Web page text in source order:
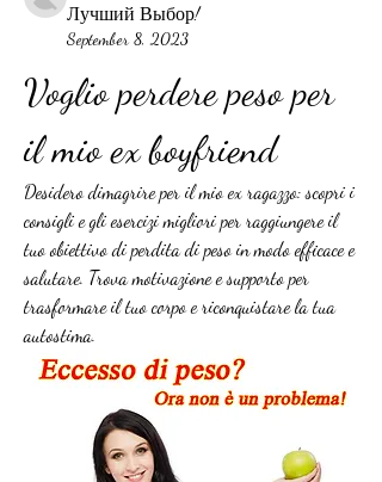
Лучший Выбор!
September 8, 2023
Voglio perdere peso per
il mio ex boyfriend
Desidero dimagrire per il mio ex ragazzo: scopri i
consigli e gli esercizi migliori per raggiungere il
tuo obiettivo di perdita di peso in modo efficace e
salutare. Trova motivazione e supporto per
trasformare il tuo corpo e riconquistare la tua
autostima.